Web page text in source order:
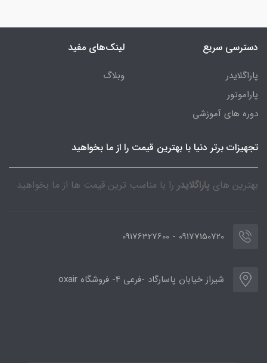
دسترسی سریع
پاراگلایدر
پاراموتور
دوره های آموزشی
لینک‌های مفید
وبلاگ
تجهیزات برتر دنیا با بهترین قیمت را از ما بخواهید
بهترین های پاراگلایدر را با مناسب ترین قیمت ها از ما بخواهید
09177150720 - 09176327600
شیراز خیابان پاسارگاد -فرعی 4- فروشگاه oxair